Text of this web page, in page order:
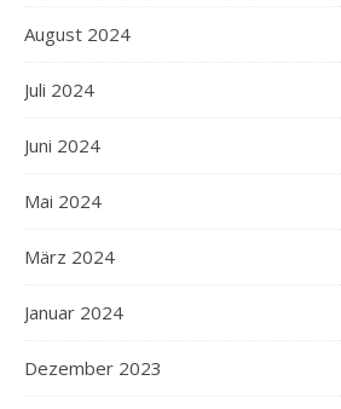
August 2024
Juli 2024
Juni 2024
Mai 2024
März 2024
Januar 2024
Dezember 2023